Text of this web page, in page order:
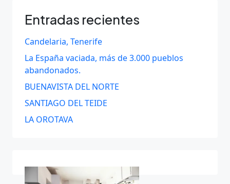
Entradas recientes
Candelaria, Tenerife
La España vaciada, más de 3.000 pueblos
abandonados.
BUENAVISTA DEL NORTE
SANTIAGO DEL TEIDE
LA OROTAVA